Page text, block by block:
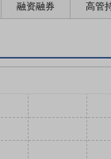
融资融券 高管